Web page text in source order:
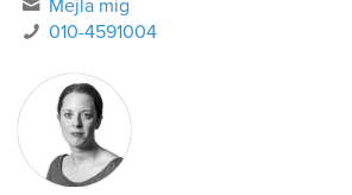
Mejla mig
010-4591004